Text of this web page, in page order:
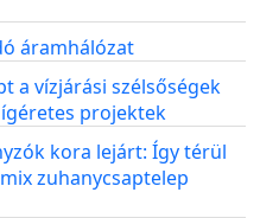
áramhálózat
a vízjárási szélsőségek
projektek
kora lejárt: Így térül
zuhanycsaptelep